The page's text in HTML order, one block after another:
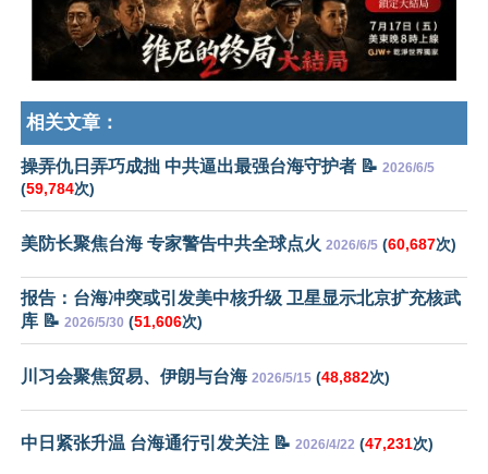
相关文章：
操弄仇日弄巧成拙 中共逼出最强台海守护者 📝 2026/6/5
(59,784次)
美防长聚焦台海 专家警告中共全球点火 2026/6/5 (60,687次)
报告：台海冲突或引发美中核升级 卫星显示北京扩充核武
库 📝 2026/5/30 (51,606次)
川习会聚焦贸易、伊朗与台海 2026/5/15 (48,882次)
中日紧张升温 台海通行引发关注 📝 2026/4/22 (47,231次)